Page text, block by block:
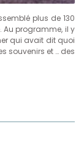
plus de 130
Au programme, il y
qui avait dit quoi
souvenirs et … des